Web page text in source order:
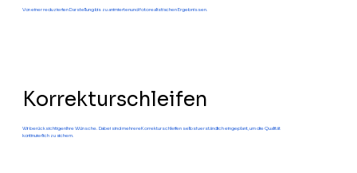
Von einer reduzierten Darstellung bis zu animierten und fotorealistischen Ergebnissen.
Korrekturschleifen
Wir berücksichtigen Ihre Wünsche. Dabei sind mehrere Korrekturschleifen selbstverständlich eingeplant, um die Qualität
kontinuierlich zu sichern.